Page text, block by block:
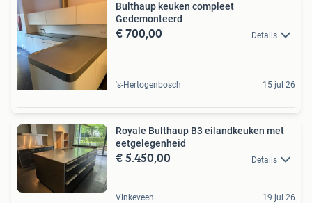
Bulthaup keuken compleet
Gedemonteerd
€ 700,00 Details
's-Hertogenbosch 15 jul 26
Royale Bulthaup B3 eilandkeuken met
eetgelegenheid
€ 5.450,00 Details
Vinkeveen 19 jul 26